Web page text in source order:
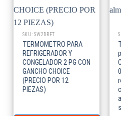
SKU: SW2DRFT
TERMOMETRO PARA
REFRIGERADOR Y
CONGELADOR 2 PG CON
GANCHO CHOICE
(PRECIO POR 12
PIEZAS)